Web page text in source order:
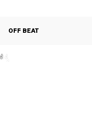
OFF BEAT